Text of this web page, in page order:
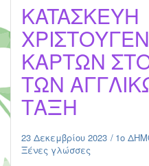
KATAΣΚΕΥΗ
ΚΑΡΤΩΝ
ΤΩΝ
ΤΑΞΗ
23 Δεκεμβρίου 2023
1ο
Ξένες γλώσσες